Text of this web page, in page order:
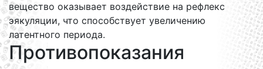
вещество оказывает воздействие на рефлекс
эякуляции, что способствует увеличению
латентного периода.
Противопоказания